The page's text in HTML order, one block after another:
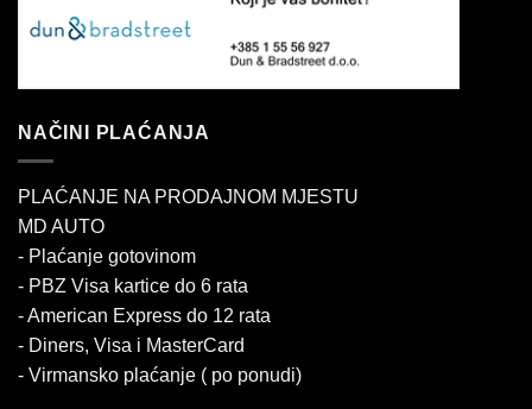
NAČINI PLAĆANJA
PLAĆANJE NA PRODAJNOM MJESTU
MD AUTO
- Plaćanje gotovinom
- PBZ Visa kartice do 6 rata
- American Express do 12 rata
- Diners, Visa i MasterCard
- Virmansko plaćanje ( po ponudi)